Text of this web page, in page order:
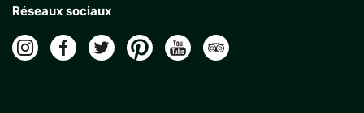
Réseaux sociaux